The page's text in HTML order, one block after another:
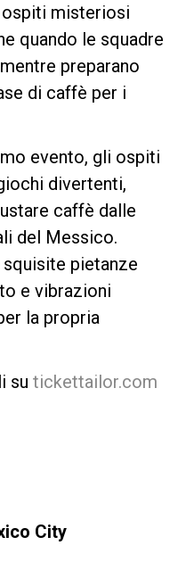
ospiti misteriosi
quando le squadre
preparano
di caffè per i
evento, gli ospiti
divertenti,
caffè dalle
del Messico.
pietanze
e vibrazioni
la propria
su tickettailor.com
City